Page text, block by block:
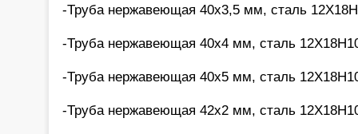
-Труба нержавеющая 40х3,5 мм, сталь
-Труба нержавеющая 40х4 мм, сталь
-Труба нержавеющая 40х5 мм, сталь
-Труба нержавеющая 42х2 мм, сталь